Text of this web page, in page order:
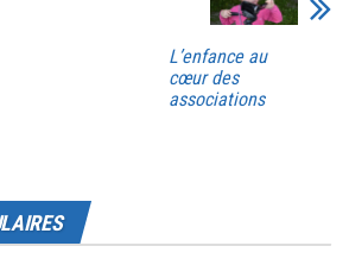
L’enfance au
cœur des
associations